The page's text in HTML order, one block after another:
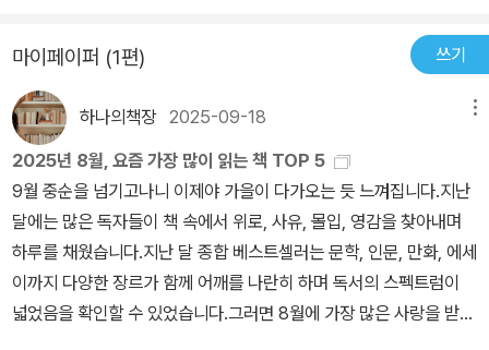
마이페이퍼 (1편) 쓰기
하나의책장2025-09-18
2025년 8월, 요즘 가장 많이 읽는 책 TOP 5
9월 중순을 넘기고나니 이제야 가을이 다가오는 듯 느껴집니다.지난
달에는 많은 독자들이 책 속에서 위로, 사유, 몰입, 영감을 찾아내며
하루를 채웠습니다.지난 달 종합 베스트셀러는 문학, 인문, 만화, 에세
이까지 다양한 장르가 함께 어깨를 나란히 하며 독서의 스펙트럼이
넓었음을 확인할 수 있었습니다.그러면 8월에 가장 많은 사랑을 받았